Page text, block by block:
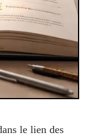
le lien des